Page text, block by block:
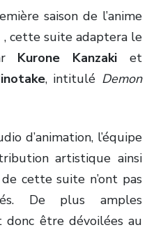
saison de l’anime
, cette suite adaptera le
Kurone Kanzaki et
, intitulé Demon
d’animation, l’équipe
artistique ainsi
cette suite n’ont pas
De plus amples
donc être dévoilées au